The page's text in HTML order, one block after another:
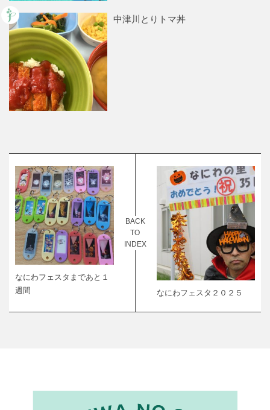
中津川とりトマ丼
なにわフェスタまであと１
週間
BACK
TO
INDEX
なにわフェスタ２０２５